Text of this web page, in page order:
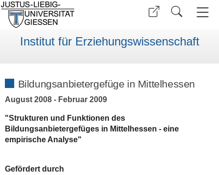
Institut für Erziehungswissenschaft
Bildungsanbietergefüge in Mittelhessen
August 2008 - Februar 2009
"Strukturen und Funktionen des
Bildungsanbietergefüges in Mittelhessen - eine
empirische Analyse"
Gefördert durch